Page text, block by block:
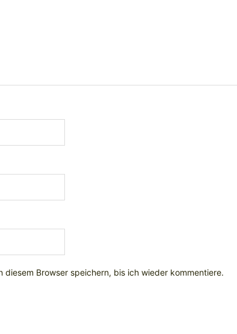
diesem Browser speichern, bis ich wieder kommentiere.